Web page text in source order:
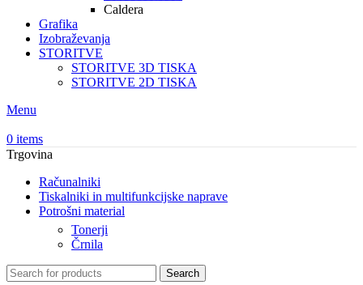
Caldera
Grafika
Izobraževanja
STORITVE
STORITVE 3D TISKA
STORITVE 2D TISKA
Menu
0 items
Trgovina
Računalniki
Tiskalniki in multifunkcijske naprave
Potrošni material
Tonerji
Črnila
Search